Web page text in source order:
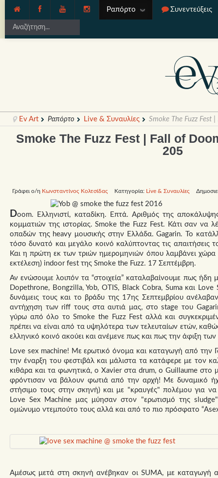
Ραπόρτο Συνεντεύξεις
Ev Art Ραπόρτο Live & Συναυλίες Smoke The Fuzz Fest
Smoke The Fuzz Fest | Fall of
205
Γράφει ο/η Κωνσταντίνος Κολτσίδας Κατηγορία: Live & Συναυλίες
Doom. Ελληνιστί, καταδίκη. Επτά. Αριθμός της
κομματιών της ιστορίας. Smoke the Fuzz Fest. Κάτι σαν να
οπαδών της heavy μουσικής στην Ελλάδα. Gagarin. Το
τόσο δυνατό και μεγάλο κοινό καλύπτοντας τις απαιτήσεις
Και η πρώτη εκ των τριών ημερομηνιών όπου λαμβάνει
εκτέλεση) indoor fest της Smoke the Fuzz. 17 Σεπτέμβρη.
Αν ενώσουμε λοιπόν τα “στοιχεία” καταλαβαίνουμε πως ήδη
Dopethrone, Bongzilla, Yob, OTIS, Black Cobra, Suma και
δυνάμεις τους και το βράδυ της 17ης Σεπτεμβρίου
αντήχηση των riff τους στα αυτιά μας, στο stage του
γύρω από όλο το Smoke the Fuzz Fest αλλά και
πρέπει να είναι από τα υψηλότερα των τελευταίων ετών,
ελληνικό κοινό ακούει και ανέμενε πως και πως την άφιξη
Love sex machine! Με ερωτικό όνομα και καταγωγή από την
την έναρξη του φεστιβάλ και μάλιστα τα κατάφερε με τον
κιθάρα και τα φωνητικά, ο Xavier στα drum, o Guillaume στο
φρόντισαν να βάλουν φωτιά από την αρχή! Με δυναμικό
στήσιμο τους στην σκηνή) και με "κραυγές" πολέμου για
Love Sex Machine μας μύησαν στον "ερωτισμό της
ομώνυμο ντεμπούτο τους αλλά και από το πιο πρόσφατο
Αμέσως μετά στη σκηνή ανέβηκαν οι SUMA, με καταγωγή